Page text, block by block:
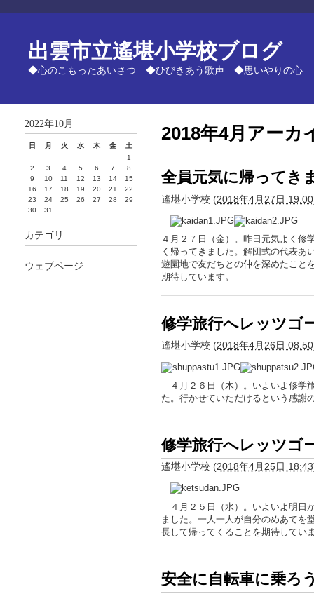
出雲市立遙堪小学校ブログ
◆心のこもったあいさつ ◆ひびきあう歌声 ◆思いやりの心
2018年4月アーカ
全員元気に帰ってき
遙堪小学校 (2018年4月27日 19:00
４月２７日（金）。昨日元気よく修
く帰ってきました。解団式の代表あ
遊園地で友だちとの仲を深めたこと
期待しています。
修学旅行へレッツゴ
遙堪小学校 (2018年4月26日 08:50
４月２６日（木）。いよいよ修学
た。行かせていただけるという感謝
修学旅行へレッツゴ
遙堪小学校 (2018年4月25日 18:43
４月２５日（水）。いよいよ明日
ました。一人一人が自分のめあてを
長して帰ってくることを期待してい
安全に自転車に乗ろ
2022年10月
日 月 火 水 木 金
土
1
2
3 4 5 6 7
8
9
10 11 12 13 14
15
16
17 18 19 20 21
22
23
24 25 26 27 28
29
30
31
カテゴリ
ウェブページ